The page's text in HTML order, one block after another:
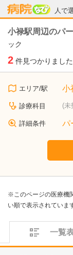
人で
病院
小禄駅周辺のパ
ック
2 件見つかりました
エリア/駅 小
診療科目 (未
詳細条件 パ
※このページの医療機
い順で表示されていま
一覧